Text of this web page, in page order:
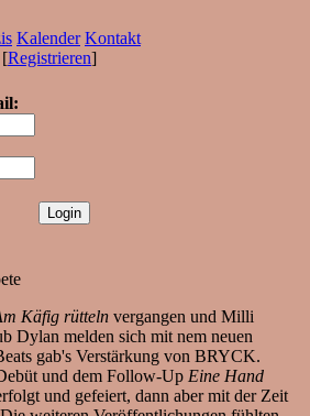
Kalender Kontakt
[Registrieren]
Käfig rütteln vergangen und Milli
Dylan melden sich mit nem neuen
gab's Verstärkung von BRYCK.
und dem Follow-Up Eine Hand
und gefeiert, dann aber mit der Zeit